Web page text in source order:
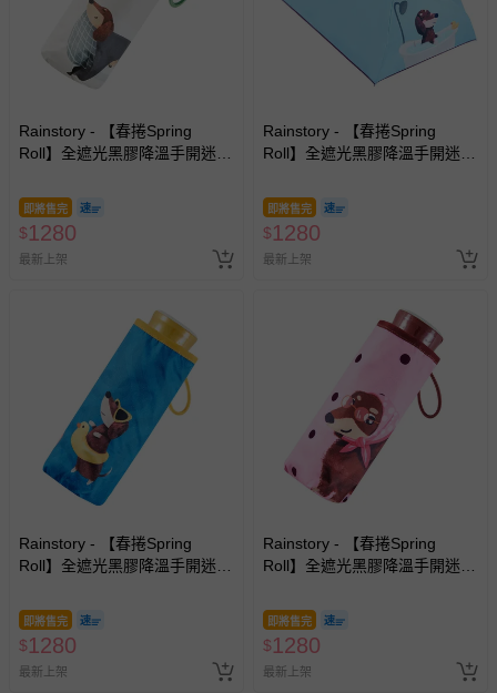
並非試用期，您所退回的商品必須是未經使用的全新狀態，
包含完整包裝、配件、說明文件及贈品等。
退貨，您可至『查詢訂單』>『已出貨』中查詢該筆訂單，
並點選『我要退貨』即可進行申請。若有相關退貨問題，請
與服務，謝謝。
針對滿件折/滿額贈…等活動，如因部份退貨，而該訂單保
部分商品依據消費者保護法的規定，不適用七天鑑賞期/猶
豫期範圍：
易於腐敗、保存期限較短或解約時即將逾期（例如生鮮
商品、食品等）。
客製化商品（例如客製生日書、姓名貼等）。
新費用）。
經消費者拆封之影音商品或電腦軟體（例如 DVD、CD
非以有形媒介提供之數位內容或一經提供即為完成之線
上服務，經消費者事先同意始提供（例如線上課程、遊
戲或活動點數等）。
Rainstory - 【春捲Spring
Roll】全遮光黑膠降溫手開迷你
即將售完
$1280
最新上架
Rainstory - 【春捲Spring
Roll】全遮光黑膠降溫手開迷你
即將售完
$1280
最新上架
Rainstory - 【春捲Spring
Roll】全遮光黑膠降溫手開迷你
即將售完
$1280
最新上架
Rainstory - 【春捲Spring
Roll】全遮光黑膠降溫手開迷你
即將售完
$1280
最新上架